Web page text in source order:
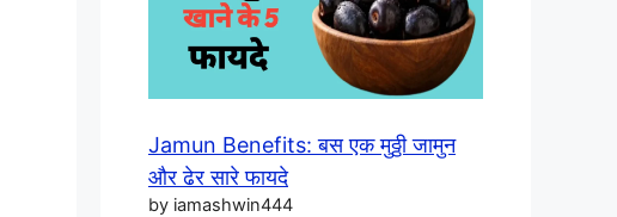
Jamun Benefits: बस एक मुठ्ठी जामुन
और ढेर सारे फायदे
by iamashwin444